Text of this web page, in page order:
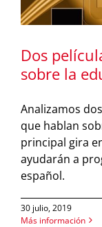
Dos
sobre la
Analizamos
que hablan
principal gira
ayudarán a
español.
30 julio, 2019
Más información